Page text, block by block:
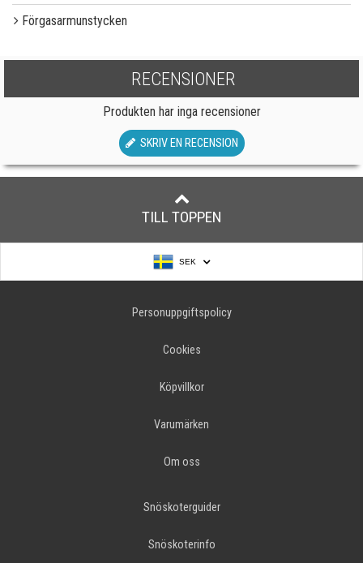
Förgasarmunstycken
RECENSIONER
Produkten har inga recensioner
SKRIV EN RECENSION
TILL TOPPEN
SEK
Personuppgiftspolicy
Cookies
Köpvillkor
Varumärken
Om oss
Snöskoterguider
Snöskoterinfo